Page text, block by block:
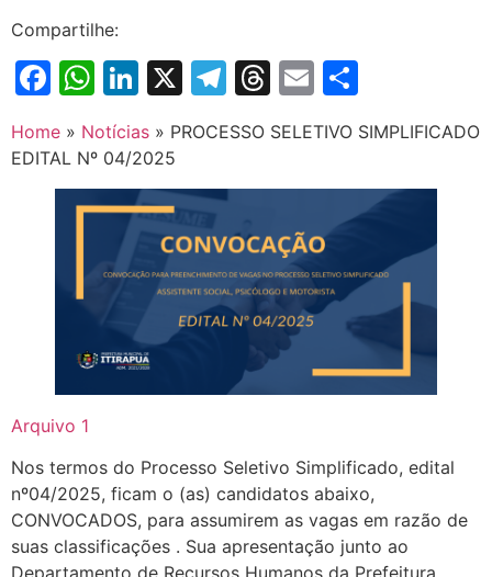
Compartilhe:
Facebook
WhatsApp
LinkedIn
X Telegram
Threads
Email
Home » Notícias » PROCESSO SELETIVO SIMPLIFICADO
EDITAL Nº 04/2025
Arquivo 1
Nos termos do Processo Seletivo Simplificado, edital
nº04/2025, ficam o (as) candidatos abaixo,
CONVOCADOS, para assumirem as vagas em razão de
suas classificações . Sua apresentação junto ao